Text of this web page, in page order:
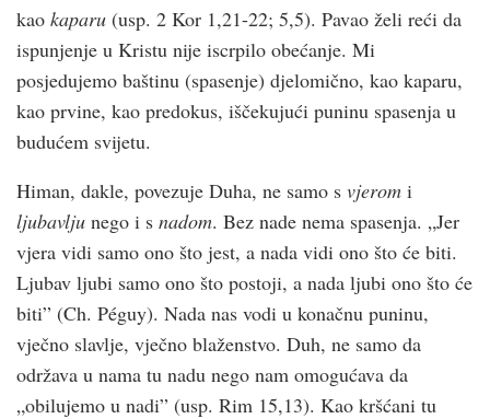
kao kaparu (usp. 2 Kor 1,21-22; 5,5). Pavao želi reći da
ispunjenje u Kristu nije iscrpilo obećanje. Mi
posjedujemo baštinu (spasenje) djelomično, kao kaparu,
kao prvine, kao predokus, iščekujući puninu spasenja u
budućem svijetu.
Himan, dakle, povezuje Duha, ne samo s vjerom i
ljubavlju nego i s nadom. Bez nade nema spasenja. „Jer
vjera vidi samo ono što jest, a nada vidi ono što će biti.
Ljubav ljubi samo ono što postoji, a nada ljubi ono što će
biti” (Ch. Péguy). Nada nas vodi u konačnu puninu,
vječno slavlje, vječno blaženstvo. Duh, ne samo da
održava u nama tu nadu nego nam omogućava da
„obilujemo u nadi” (usp. Rim 15,13). Kao kršćani tu